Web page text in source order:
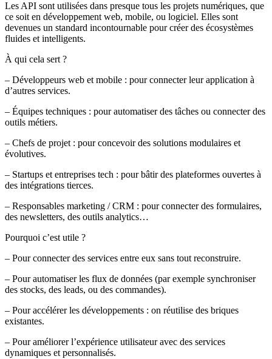
Les API sont utilisées dans presque tous les projets numériques, que
ce soit en développement web, mobile, ou logiciel. Elles sont
devenues un standard incontournable pour créer des écosystèmes
fluides et intelligents.
À qui cela sert ?
– Développeurs web et mobile : pour connecter leur application à
d’autres services.
– Équipes techniques : pour automatiser des tâches ou connecter des
outils métiers.
– Chefs de projet : pour concevoir des solutions modulaires et
évolutives.
– Startups et entreprises tech : pour bâtir des plateformes ouvertes à
des intégrations tierces.
– Responsables marketing / CRM : pour connecter des formulaires,
des newsletters, des outils analytics…
Pourquoi c’est utile ?
– Pour connecter des services entre eux sans tout reconstruire.
– Pour automatiser les flux de données (par exemple synchroniser
des stocks, des leads, ou des commandes).
– Pour accélérer les développements : on réutilise des briques
existantes.
– Pour améliorer l’expérience utilisateur avec des services
dynamiques et personnalisés.